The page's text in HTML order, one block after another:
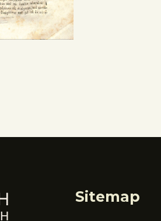
Sitemap